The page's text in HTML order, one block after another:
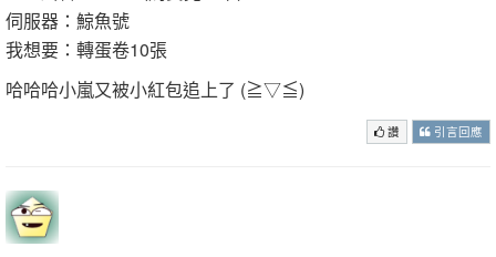
伺服器：鯨魚號
我想要：轉蛋卷10張
哈哈哈小嵐又被小紅包追上了 (≧▽≦)
讚 引言回應